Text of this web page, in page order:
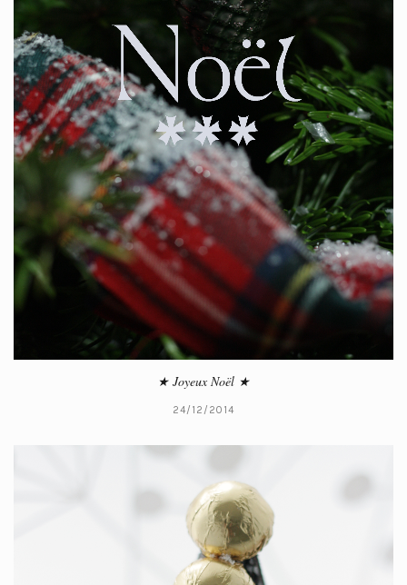
★ Joyeux Noël ★
24/12/2014